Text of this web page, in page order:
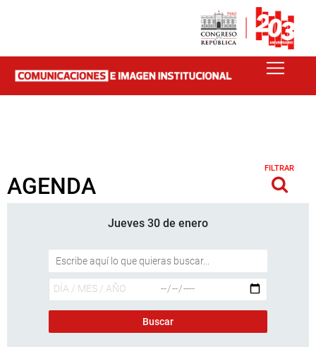
AGENDA
FILTRAR
Jueves 30 de enero